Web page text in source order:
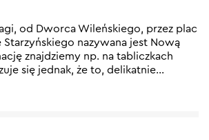
od Dworca Wileńskiego, przez plac
Starzyńskiego nazywana jest Nową
znajdziemy np. na tabliczkach
się jednak, że to, delikatnie…